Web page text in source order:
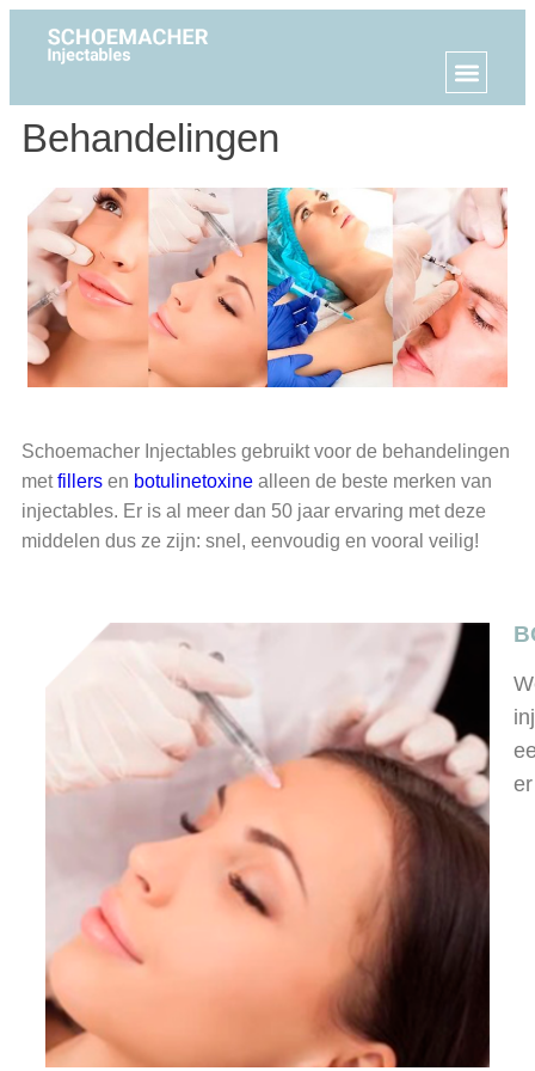
Behandelingen
Schoemacher Injectables gebruikt voor de behandelingen
metfillers en botulinetoxine alleen de beste merken van
injectables. Er is al meer dan 50 jaar ervaring met deze
middelen dus ze zijn: snel, eenvoudig en vooral veilig!